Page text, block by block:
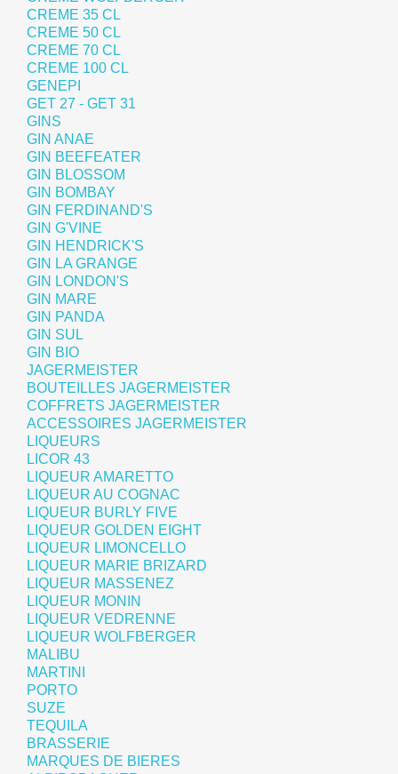
CREME 35 CL
CREME 50 CL
CREME 70 CL
CREME 100 CL
GENEPI
GET 27 - GET 31
GINS
GIN ANAE
GIN BEEFEATER
GIN BLOSSOM
GIN BOMBAY
GIN FERDINAND'S
GIN G'VINE
GIN HENDRICK'S
GIN LA GRANGE
GIN LONDON'S
GIN MARE
GIN PANDA
GIN SUL
GIN BIO
JAGERMEISTER
BOUTEILLES JAGERMEISTER
COFFRETS JAGERMEISTER
ACCESSOIRES JAGERMEISTER
LIQUEURS
LICOR 43
LIQUEUR AMARETTO
LIQUEUR AU COGNAC
LIQUEUR BURLY FIVE
LIQUEUR GOLDEN EIGHT
LIQUEUR LIMONCELLO
LIQUEUR MARIE BRIZARD
LIQUEUR MASSENEZ
LIQUEUR MONIN
LIQUEUR VEDRENNE
LIQUEUR WOLFBERGER
MALIBU
MARTINI
PORTO
SUZE
TEQUILA
BRASSERIE
MARQUES DE BIERES